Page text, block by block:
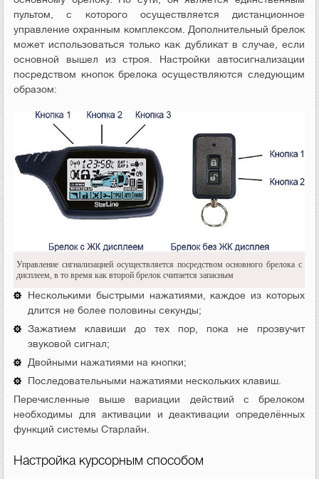
пультом, с которого осуществляется дистанционное
управление охранным комплексом. Дополнительный брелок
может использоваться только как дубликат в случае, если
основной вышел из строя. Настройки автосигнализации
посредством кнопок брелока осуществляются следующим
образом:
Управление сигнализацией осуществляется посредством основного брелока с
дисплеем, в то время как второй брелок считается запасным
Несколькими быстрыми нажатиями, каждое из которых
длится не более половины секунды;
Зажатием клавиши до тех пор, пока не прозвучит
звуковой сигнал;
Двойными нажатиями на кнопки;
Последовательными нажатиями нескольких клавиш.
Перечисленные выше вариации действий с брелоком
необходимы для активации и деактивации определённых
функций системы Старлайн.
Настройка курсорным способом